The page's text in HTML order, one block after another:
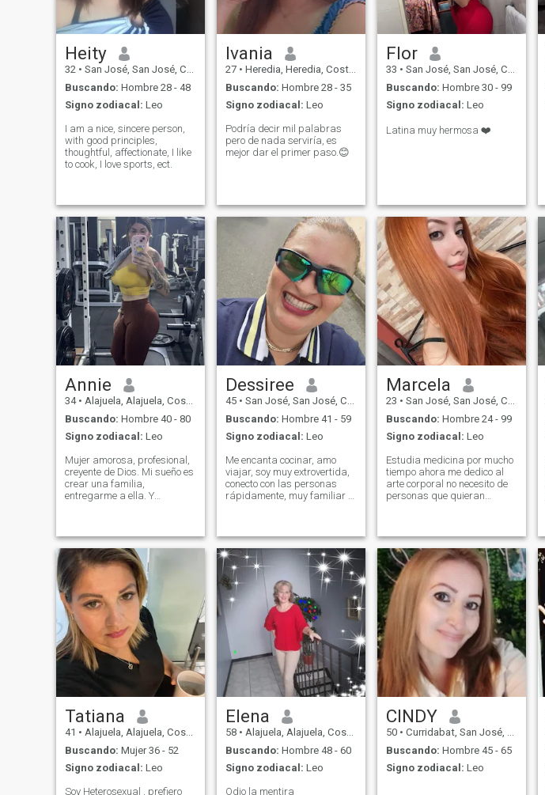
HOMBRE DEBE SER MAS
ALTO Q YO Y PESAR MAS Q
YO. YO PESO 74KG. SERÁ
QUE EXISTEN HOMBRES
CON VALORES? QUE NO
QUIERAN ACOSTARSE CON
UNO EL MISMO DIA Q LO
CONOCEN?
Heity
32 • San José, San José, Costa Rica
Buscando: Hombre 28 - 48
Signo zodiacal: Leo
I am a nice, sincere person,
with good principles,
thoughtful, affectionate, I like
to cook, I love sports, ect.
Ivania
27 • Heredia, Heredia, Costa Rica
Buscando: Hombre 28 - 35
Signo zodiacal: Leo
Podría decir mil palabras
pero de nada serviría, es
mejor dar el primer paso.😊
Flor
33 • San José, San José, Costa Rica
Buscando: Hombre 30 - 99
Signo zodiacal: Leo
Latina muy hermosa ❤️
Annie
34 • Alajuela, Alajuela, Costa Rica
Buscando: Hombre 40 - 80
Signo zodiacal: Leo
Mujer amorosa, profesional,
creyente de Dios. Mi sueño es
crear una familia,
entregarme a ella. Y
apoyarme en todos los
sentidos.
Dessiree
45 • San José, San José, Costa Rica
Buscando: Hombre 41 - 59
Signo zodiacal: Leo
Me encanta cocinar, amo
viajar, soy muy extrovertida,
conecto con las personas
rápidamente, muy familiar y
Marcela
23 • San José, San José, Costa Rica
Buscando: Hombre 24 - 99
Signo zodiacal: Leo
Estudia medicina por mucho
tiempo ahora me dedico al
arte corporal no necesito de
personas que quieran
que
Tatiana
41 • Alajuela, Alajuela, Costa Rica
Buscando: Mujer 36 - 52
Signo zodiacal: Leo
Soy Heterosexual , prefiero
Elena
58 • Alajuela, Alajuela, Costa Rica
Buscando: Hombre 48 - 60
Signo zodiacal: Leo
Odio la mentira
CINDY
50 • Curridabat, San José, Costa Rica
Buscando: Hombre 45 - 65
Signo zodiacal: Leo